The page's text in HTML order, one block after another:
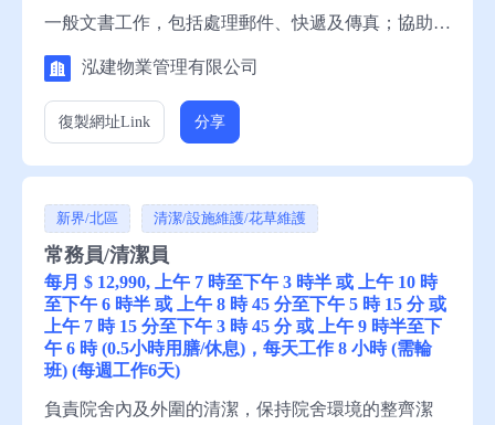
一般文書工作，包括處理郵件、快遞及傳真；協助前
台日常運作；一般禮賓服務。 資歷：中三程度，1年
寫，一般英文讀寫。 申請須知：求職者請聯絡就業
泓建物業管理有限公司
復製網址Link 分享
新界/北區 清潔/設施維護/花草維護
常務員/清潔員
每月 $ 12,990, 上午 7 時至下午 3 時半 或 上午 10 時
至下午 6 時半 或 上午 8 時 45 分至下午 5 時 15 分 或
上午 7 時 15 分至下午 3 時 45 分 或 上午 9 時半至下
午 6 時 (0.5小時用膳/休息)，每天工作 8 小時 (需輪
班) (每週工作6天)
負責院舍內及外圍的清潔，保持院舍環境的整齊潔